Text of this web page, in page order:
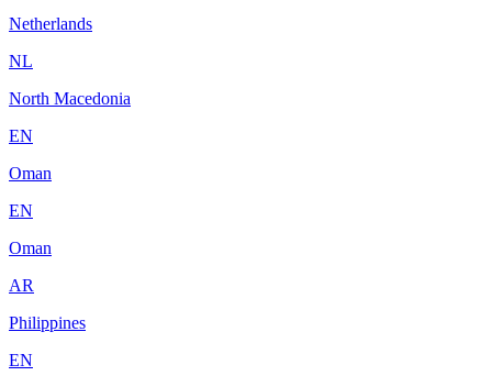
Netherlands
NL
North Macedonia
EN
Oman
EN
Oman
AR
Philippines
EN